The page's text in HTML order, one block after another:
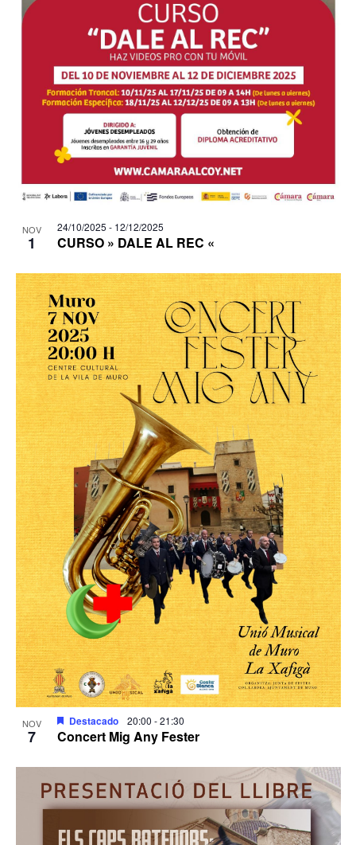
NOV
1 CURSO » DALE AL REC «
24/10/2025 - 12/12/2025
NOV
7 Concert Mig Any Fester
Destacado 20:00 -21:30